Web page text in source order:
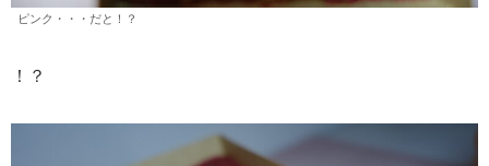
ピンク・・・だと！？
！？